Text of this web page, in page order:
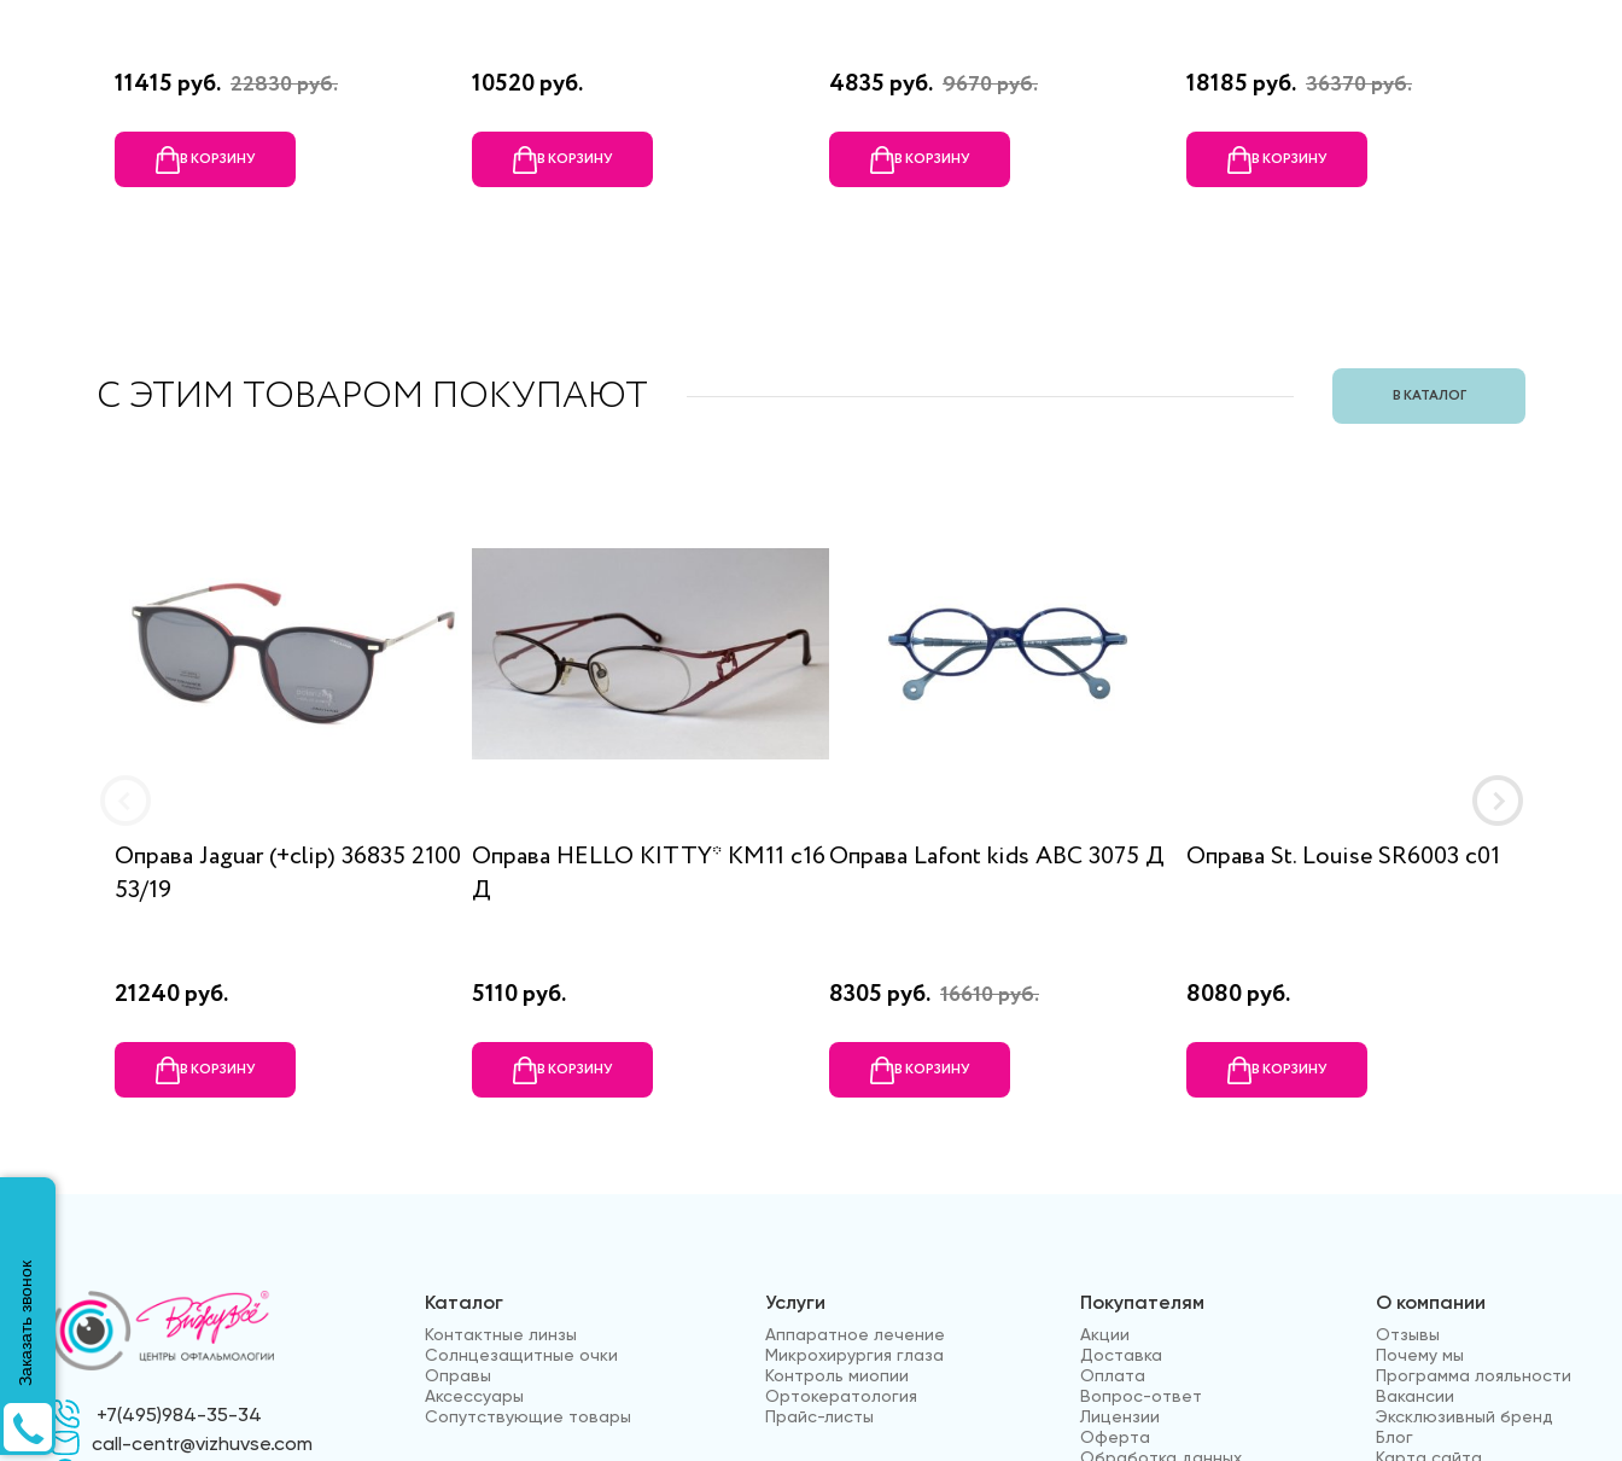
11415 руб. 22830 руб.
В КОРЗИНУ
10520 руб.
В КОРЗИНУ
4835 руб. 9670 руб.
В КОРЗИНУ
18185 руб. 36370 руб.
В КОРЗИНУ
С ЭТИМ ТОВАРОМ ПОКУПАЮТ В КАТАЛОГ
Оправа Jaguar (+clip) 36835 2100
53/19
21240 руб.
В КОРЗИНУ
Оправа HELLO KITTY* KM11 c16
Д
5110 руб.
В КОРЗИНУ
Оправа Lafont kids ABC 3075 Д
8305 руб. 16610 руб.
В КОРЗИНУ
Оправа St. Louise SR6003 c01
8080 руб.
В КОРЗИНУ
+7(495)984-35-34
call-centr@vizhuvse.com
Каталог
Контактные линзы
Солнцезащитные очки
Оправы
Аксессуары
Сопутствующие товары
Услуги
Аппаратное лечение
Микрохирургия глаза
Контроль миопии
Ортокератология
Прайс-листы
Покупателям
Акции
Доставка
Оплата
Вопрос-ответ
Лицензии
Оферта
О компании
Отзывы
Почему мы
Программа лояльности
Вакансии
Эксклюзивный бренд
Блог
Заказать звонок